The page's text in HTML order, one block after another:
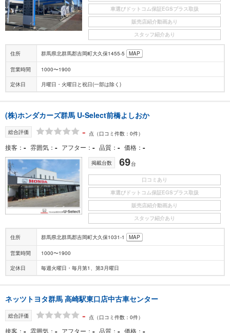
車選びドットコム保証EGSプラス取扱
販売店紹介動画あり
スタッフ紹介あり
住所 群馬県北群馬郡吉岡町大久保1455-5 MAP
営業時間 1000〜1900
定休日 月曜日・火曜日と祝日(一部は除く)
(株)ホンダカーズ群馬 U-Select前橋よしおか
総合評価 - 点 （口コミ件数：0件）
接客 - 雰囲気 - アフター - 品質 - 価格 -
掲載台数 69台
口コミあり
車選びドットコム保証EGSプラス取扱
販売店紹介動画あり
スタッフ紹介あり
住所 群馬県北群馬郡吉岡町大久保1031-1 MAP
営業時間 1000〜1900
定休日 毎週火曜日・毎月第1、第3月曜日
ネッツトヨタ群馬 高崎駅東口店中古車センター
総合評価 - 点 （口コミ件数：0件）
接客 - 雰囲気 - アフター - 品質 - 価格 -